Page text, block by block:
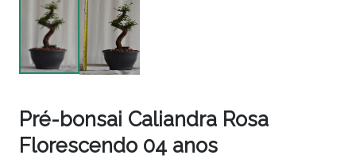
Pré-bonsai Caliandra Rosa
Florescendo 04 anos